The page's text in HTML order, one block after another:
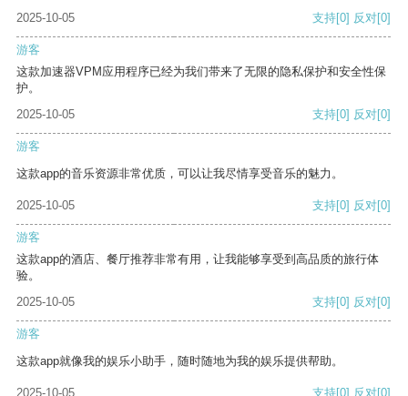
2025-10-05
支持[0] 反对[0]
游客
这款加速器VPM应用程序已经为我们带来了无限的隐私保护和安全性保
护。
2025-10-05
支持[0] 反对[0]
游客
这款app的音乐资源非常优质，可以让我尽情享受音乐的魅力。
2025-10-05 支持[0] 反对[0]
游客
这款app的酒店、餐厅推荐非常有用，让我能够享受到高品质的旅行体
验。
2025-10-05
支持[0] 反对[0]
游客
这款app就像我的娱乐小助手，随时随地为我的娱乐提供帮助。
2025-10-05 支持[0] 反对[0]